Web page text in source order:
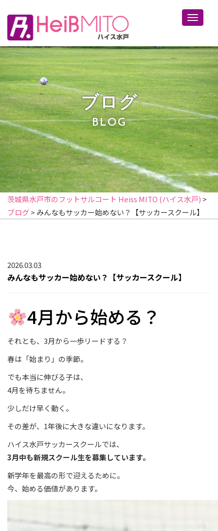
ブログ
BLOG
茨城県水戸市のフットサルコート Heiss MITO (ハイス水戸) >
ブログ> みんなもサッカー始めない？【サッカースクール】
2026.03.03
みんなもサッカー始めない？【サッカースクール】
4月から始める？
それとも、3月から一歩リードする？
春は「始まり」の季節。
でも本当に伸びる子は、
4月を待ちません。
少しだけ早く動く。
その差が、1年後に大きな違いになります。
ハイス水戸サッカースクールでは、
3月中も新規スクール生を募集しています。
新学年を最高の形で迎えるために。
今、始める価値があります。